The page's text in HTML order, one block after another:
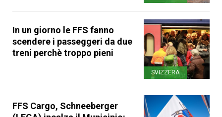
In un giorno le FFS fanno
scendere i passeggeri da due
treni perchè troppo pieni
SVIZZERA
FFS Cargo, Schneeberger